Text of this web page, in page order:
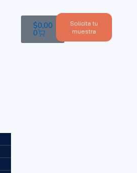
$0,00
0
Solicita tu
muestra